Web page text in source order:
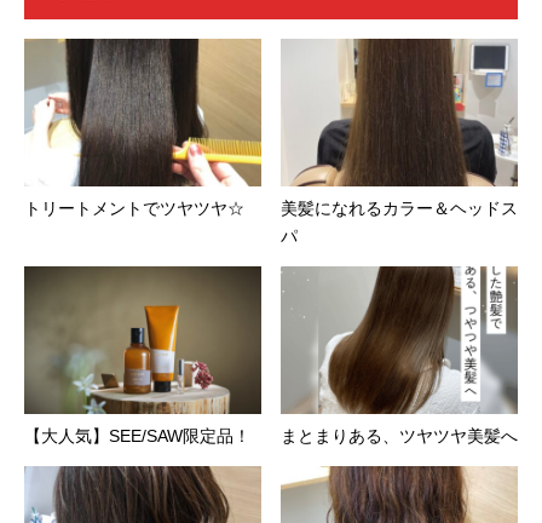
トリートメントでツヤツヤ☆
美髪になれるカラー＆ヘッドス
パ
【大人気】SEE/SAW限定品！ まとまりある、ツヤツヤ美髪へ